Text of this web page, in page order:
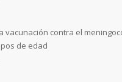
vacunación contra el
de edad